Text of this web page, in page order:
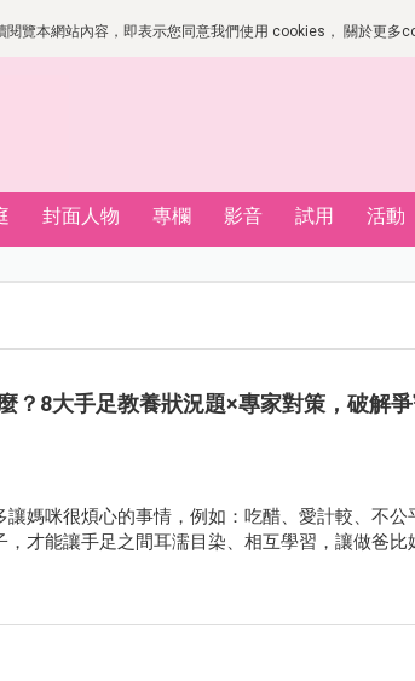
覽本網站內容，即表示您同意我們使用 cookies， 關於更多
封面人物 專欄 影音 試用 活動
？8大手足教養狀況題×專家對策，破解
媽咪很煩心的事情，例如：吃醋、愛計較、不公
才能讓手足之間耳濡目染、相互學習，讓做爸比